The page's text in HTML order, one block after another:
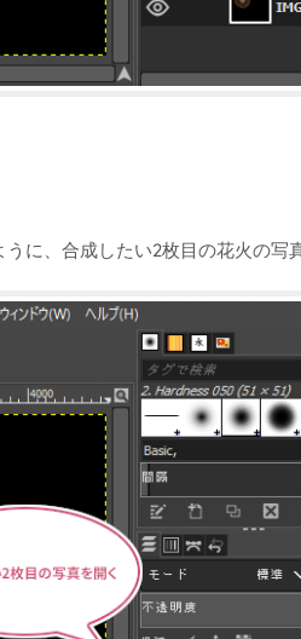
に、合成したい2枚目の花火の写